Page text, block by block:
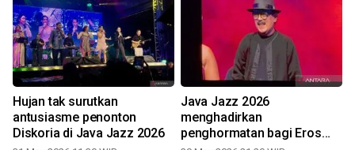
Hujan tak surutkan
antusiasme penonton
Diskoria di Java Jazz 2026
Java Jazz 2026
menghadirkan
penghormatan bagi Eros